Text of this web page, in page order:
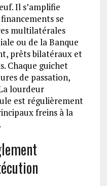
Il s’amplifie
se
multilatérales
ou de la Banque
prêts bilatéraux et
Chaque guichet
de passation,
lourdeur
est régulièrement
freins à la